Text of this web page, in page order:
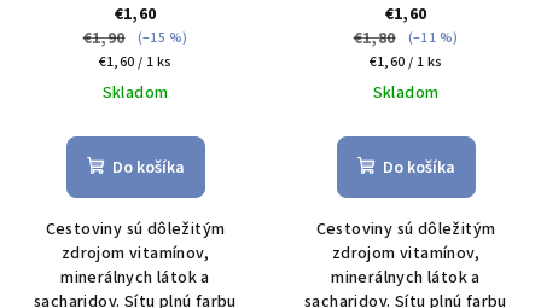
€1,60
€1,90
(–15 %)
Jednotková
cena:
€1,60 / 1 ks
Skladom
Do košíka
Cestoviny sú dôležitým
zdrojom vitamínov,
minerálnych látok a
sacharidov. Sítu plnú farbu
€1,60
€1,80
(–11 %)
Jednotková
cena:
€1,60 / 1 ks
Skladom
Do košíka
Cestoviny sú dôležitým
zdrojom vitamínov,
minerálnych látok a
sacharidov. Sítu plnú farbu